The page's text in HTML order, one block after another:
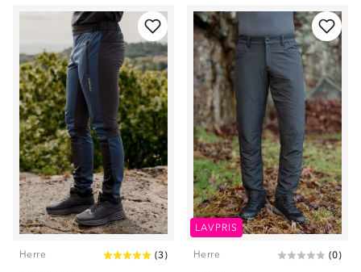
Herre (3)
LAVPRIS
Herre (0)